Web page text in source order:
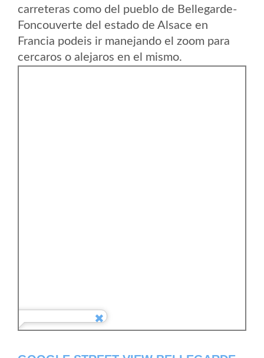
carreteras como del pueblo de Bellegarde-
Foncouverte del estado de Alsace en
Francia podeis ir manejando el zoom para
cercaros o alejaros en el mismo.